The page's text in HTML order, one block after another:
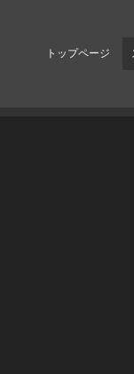
トップページ